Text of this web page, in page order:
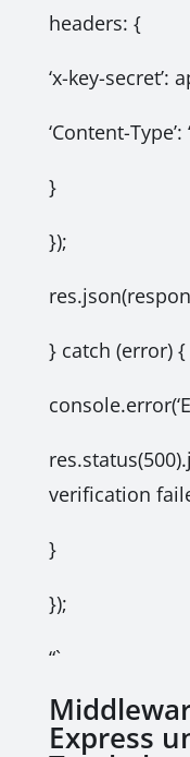
headers: {
‘x-key-secret’:
‘Content-
}
});
} catch (error) {
verification
}
});
“`
Express